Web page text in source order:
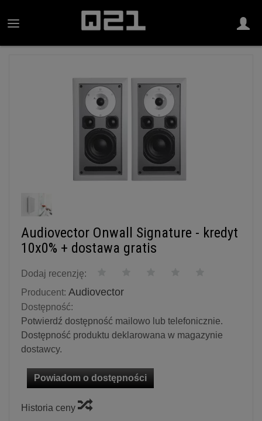
Audiovector Onwall Signature - kredyt
10x0% + dostawa gratis
Dodaj recenzję:
Producent: Audiovector
Dostępność:
Potwierdź dostępność mailowo lub telefonicznie.
Dostępność produktu deklarowana w magazynie
dostawcy.
Powiadom o dostępności
Historia ceny